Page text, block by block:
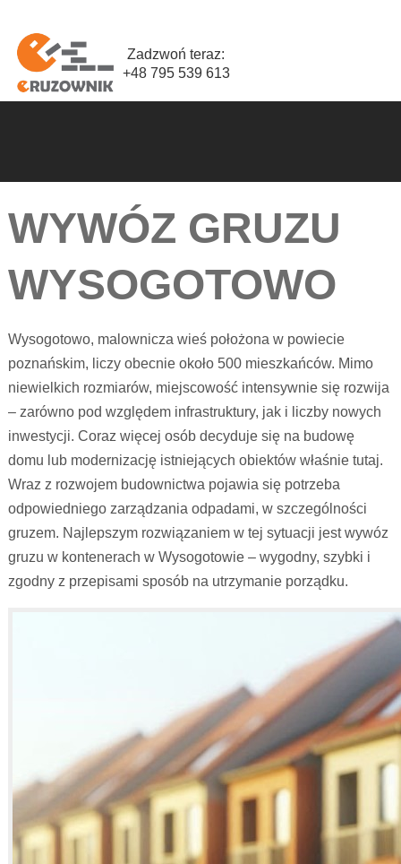
Zadzwoń teraz:
+48 795 539 613
WYWÓZ GRUZU
WYSOGOTOWO
Wysogotowo, malownicza wieś położona w powiecie
poznańskim, liczy obecnie około 500 mieszkańców. Mimo
niewielkich rozmiarów, miejscowość intensywnie się rozwija
– zarówno pod względem infrastruktury, jak i liczby nowych
inwestycji. Coraz więcej osób decyduje się na budowę
domu lub modernizację istniejących obiektów właśnie tutaj.
Wraz z rozwojem budownictwa pojawia się potrzeba
odpowiedniego zarządzania odpadami, w szczególności
gruzem. Najlepszym rozwiązaniem w tej sytuacji jest wywóz
gruzu w kontenerach w Wysogotowie – wygodny, szybki i
zgodny z przepisami sposób na utrzymanie porządku.